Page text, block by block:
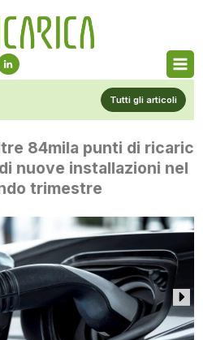
Tutti gli articoli
84mila punti di ricarica
nuove installazioni nel
trimestre